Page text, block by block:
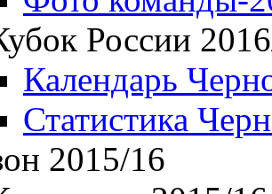
России
Календарь
Статистика
2015/16